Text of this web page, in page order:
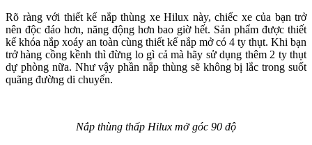
Rõ ràng với thiết kế nắp thùng xe Hilux này, chiếc xe của bạn trở
nên độc đáo hơn, năng động hơn bao giờ hết. Sản phẩm được thiết
kế khóa nắp xoáy an toàn cùng thiết kế nắp mở có 4 ty thụt. Khi bạn
trở hàng cồng kềnh thì đừng lo gì cả mà hãy sử dụng thêm 2 ty thụt
dự phòng nữa. Như vậy phần nắp thùng sẽ không bị lắc trong suốt
quãng đường di chuyển.
Nắp thùng thấp Hilux mở góc 90 độ